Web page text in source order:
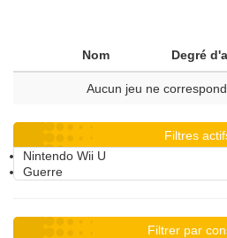
Nom Degré
Aucun jeu ne
Filtres
Nintendo Wii U
Guerre
Filtrer par